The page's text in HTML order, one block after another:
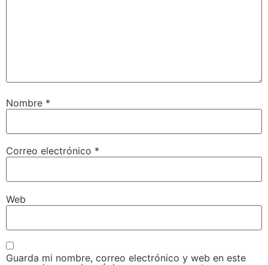
Nombre *
Correo electrónico *
Web
Guarda mi nombre, correo electrónico y web en este